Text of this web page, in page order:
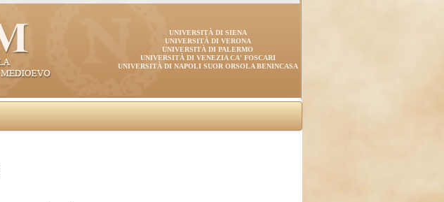
UNIVERSITÀ DI SIENA
UNIVERSITÀ DI VERONA
UNIVERSITÀ DI PALERMO
UNIVERSITÀ DI VENEZIA CA' FOSCARI
UNIVERSITÀ DI NAPOLI SUOR ORSOLA BENINCASA